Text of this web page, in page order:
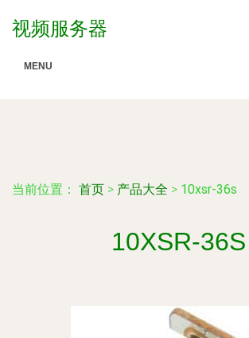
视频服务器
MENU
当前位置： 首页 > 产品大全 > 10xsr-36s
10XSR-36S